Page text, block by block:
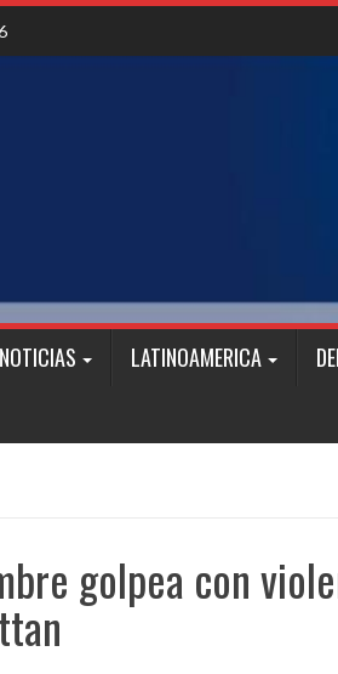
NOTICIAS LATINOAMERICA
golpea con